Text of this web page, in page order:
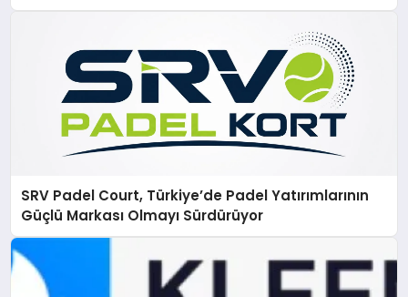
SRV Padel Court, Türkiye’de Padel Yatırımlarının
Güçlü Markası Olmayı Sürdürüyor